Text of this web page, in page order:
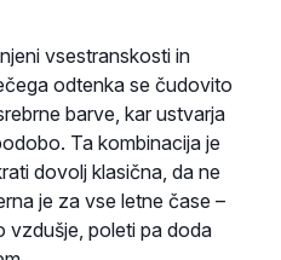
vsestranskosti in
odtenka se čudovito
barve, kar ustvarja
Ta kombinacija je
dovolj klasična, da ne
je za vse letne čase –
vzdušje, poleti pa doda